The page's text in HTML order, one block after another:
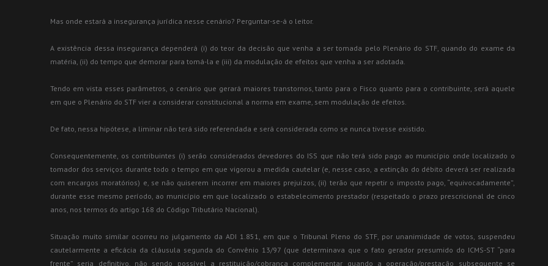
Mas onde estará a insegurança jurídica nesse cenário? Perguntar-se-á o leitor.
A existência dessa insegurança dependerá (i) do teor da decisão que venha a ser tomada pelo Plenário do STF, quando do exame da
matéria, (ii) do tempo que demorar para tomá-la e (iii) da modulação de efeitos que venha a ser adotada.
Tendo em vista esses parâmetros, o cenário que gerará maiores transtornos, tanto para o Fisco quanto para o contribuinte, será aquele
em que o Plenário do STF vier a considerar constitucional a norma em exame, sem modulação de efeitos.
De fato, nessa hipótese, a liminar não terá sido referendada e será considerada como se nunca tivesse existido.
Consequentemente, os contribuintes (i) serão considerados devedores do ISS que não terá sido pago ao município onde localizado o
tomador dos serviços durante todo o tempo em que vigorou a medida cautelar (e, nesse caso, a extinção do débito deverá ser realizada
com encargos moratórios) e, se não quiserem incorrer em maiores prejuízos, (ii) terão que repetir o imposto pago, “equivocadamente”,
durante esse mesmo período, ao município em que localizado o estabelecimento prestador (respeitado o prazo prescricional de cinco
anos, nos termos do artigo 168 do Código Tributário Nacional).
Situação muito similar ocorreu no julgamento da ADI 1.851, em que o Tribunal Pleno do STF, por unanimidade de votos, suspendeu
cautelarmente a eficácia da cláusula segunda do Convênio 13/97 (que determinava que o fato gerador presumido do ICMS-ST “para
frente” seria definitivo, não sendo possível a restituição/cobrança complementar quando a operação/prestação subsequente se